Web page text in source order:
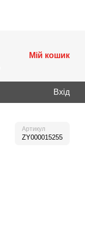
Мій кошик
Вхід
Артикул
ZY000015255